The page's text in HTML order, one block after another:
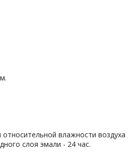
влажности воздуха
слоя эмали - 24 час.